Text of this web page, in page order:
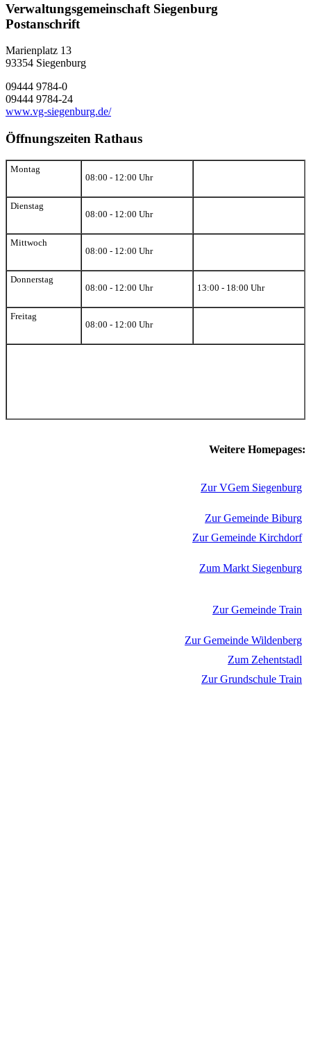
Verwaltungsgemeinschaft Siegenburg
Postanschrift
Marienplatz 13
93354 Siegenburg
09444 9784-0
09444 9784-24
www.vg-siegenburg.de/
Öffnungszeiten Rathaus
Montag
08:00 - 12:00 Uhr
Dienstag
08:00 - 12:00 Uhr
Mittwoch
08:00 - 12:00 Uhr
Donnerstag
08:00 - 12:00 Uhr
13:00 - 18:00 Uhr
Freitag
08:00 - 12:00 Uhr
Weitere Homepages:
Zur VGem Siegenburg
Zur Gemeinde Biburg
Zur Gemeinde Kirchdorf
Zum Markt Siegenburg
Zur Gemeinde Train
Zur Gemeinde Wildenberg
Zum Zehentstadl
Zur Grundschule Train